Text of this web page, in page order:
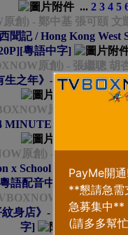
... 2 3 4 5
創) - 鄭中基 張可頤 文
記 / Hong Kong West
粵語中字]
原創) - 張繼聰 胡
之年》- EP01~12
... 2 3 4 5
原創) - 吳慷仁
》- EP01~08
原創) - 溫查帕·蘇梅
x School / ビリオン×ス
語配音中字]
原創) - 山田
身店》- EP01~15 + 製
字]
...2 3 4 5 6